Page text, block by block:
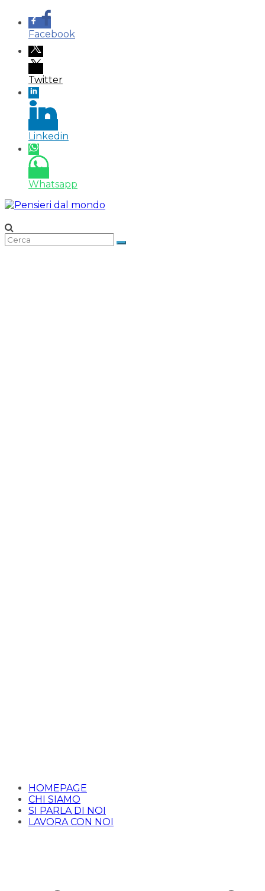
Facebook
Twitter
Linkedin
Whatsapp
Salta
contenuto
HOMEPAGE
CHI SIAMO
SI PARLA DI NOI
LAVORA CON NOI